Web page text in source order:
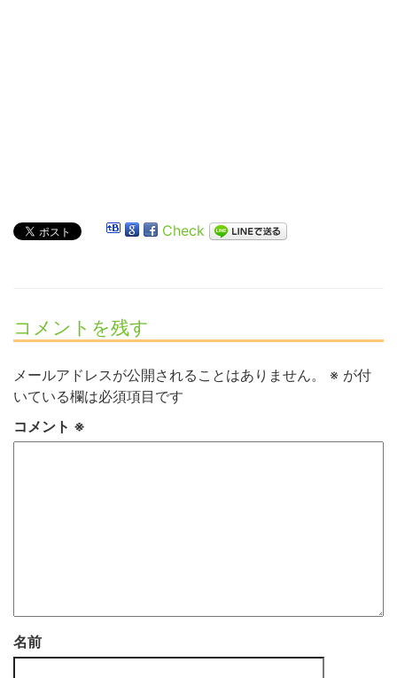
Check
コメントを残す
メールアドレスが公開されることはありません。 ※ が付
いている欄は必須項目です
コメント ※
名前